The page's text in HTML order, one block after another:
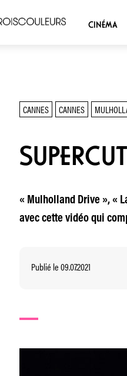
CINÉMA
CANNES CANNES
« Mulholland Drive », «
avec cette vidéo qui
Publié le 09.07.2021